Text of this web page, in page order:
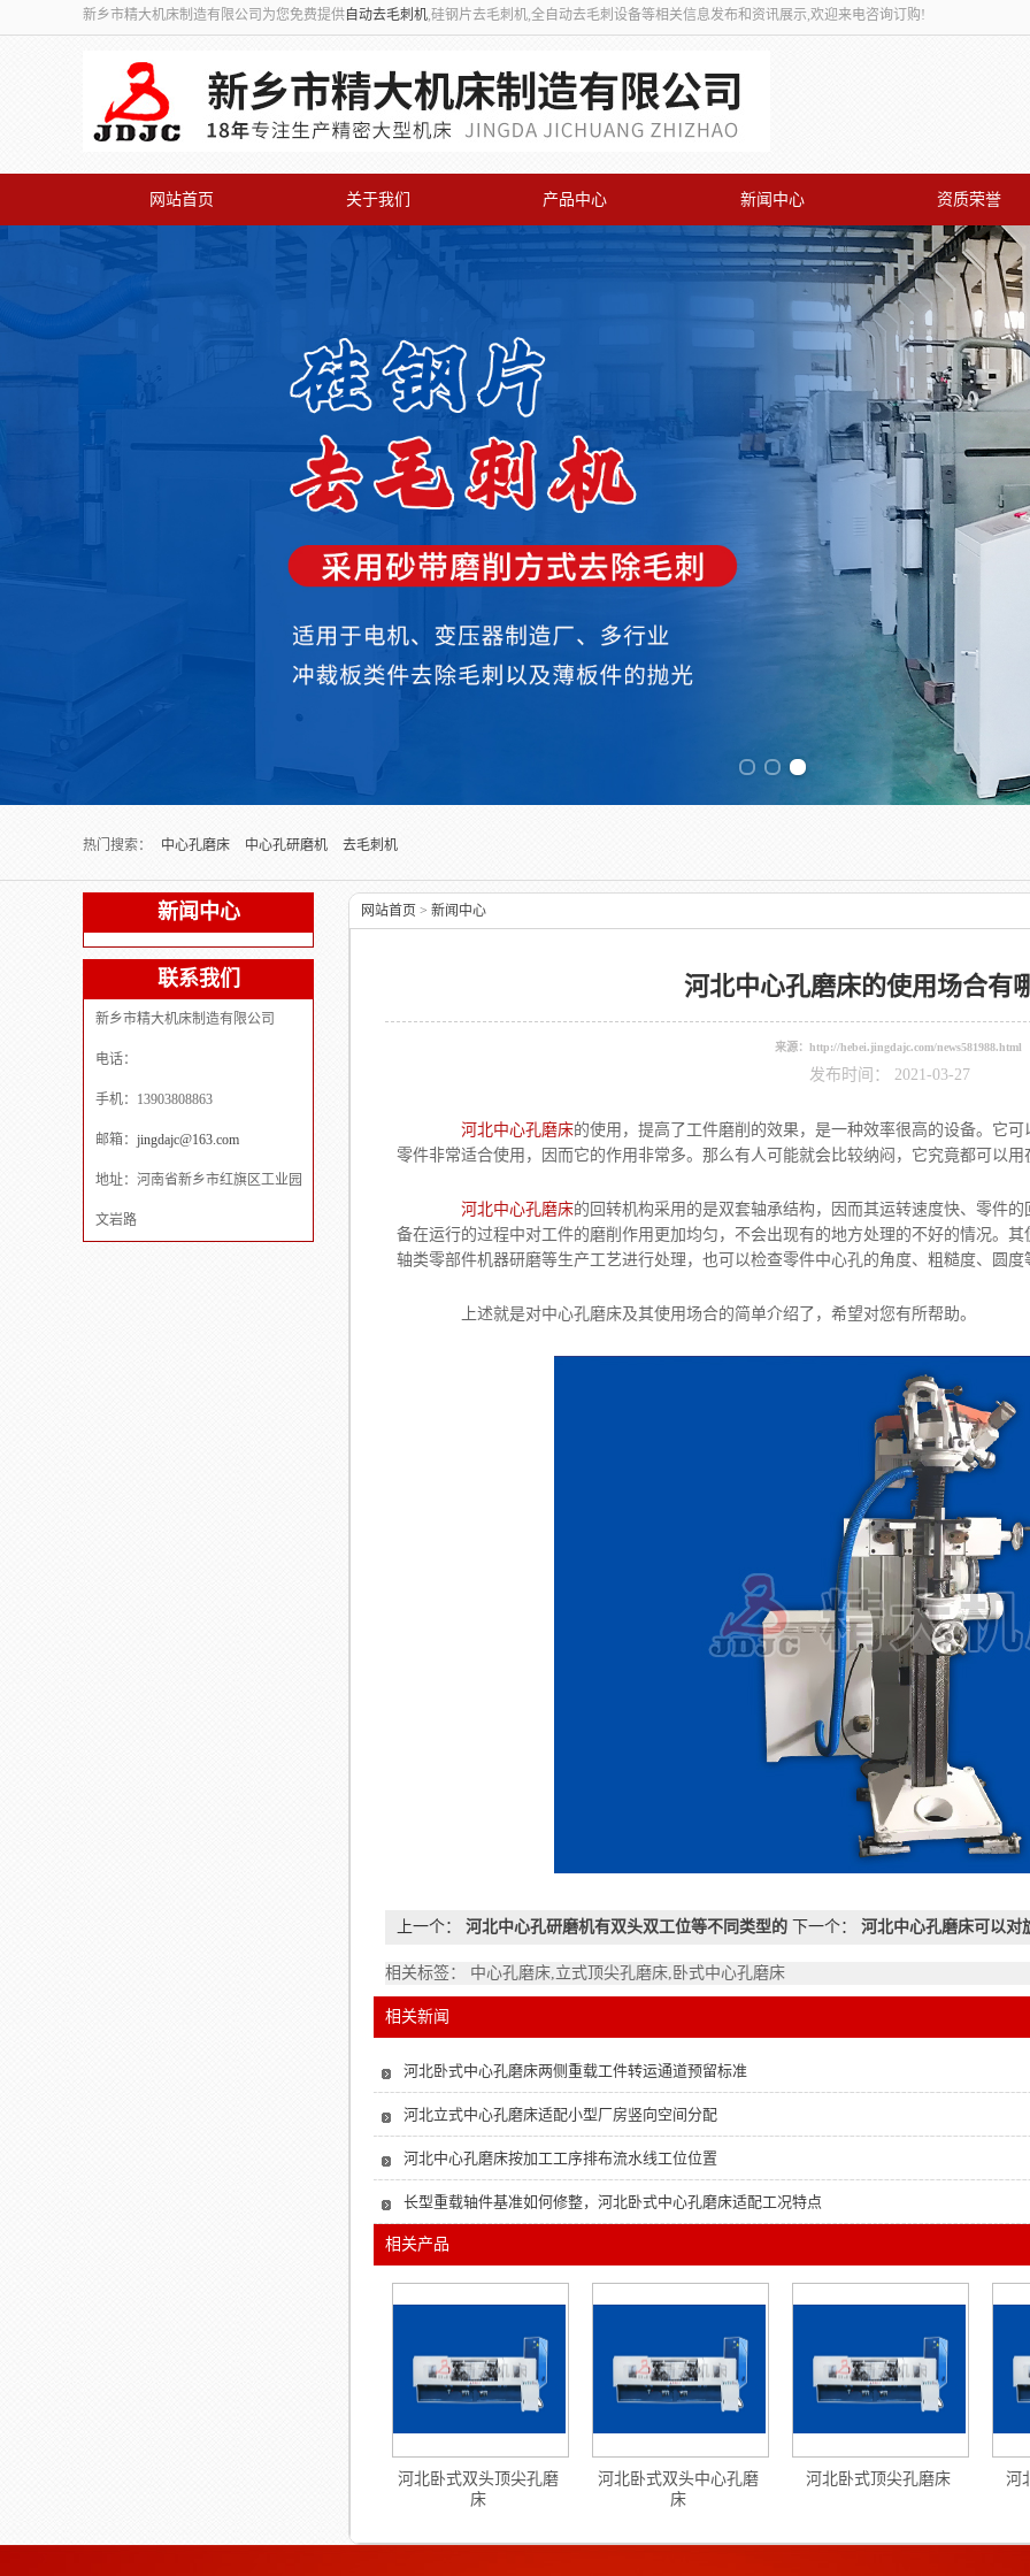
新乡市精大机床制造有限公司为您免费提供自动去毛刺机,硅钢片去毛刺机,全自动去毛刺设备等相关信息发布和资讯展示,欢迎来电咨询订购!
网站首页 关于我们 产品中心 新闻中心 资质荣誉
热门搜索：
中心孔磨床 中心孔研磨机 去毛刺机
新闻中心
联系我们
新乡市精大机床制造有限公司
电话：
手机：13903808863
邮箱： jingdajc@163.com
地址：河南省新乡市红旗区工业园
文岩路
网站首页 > 新闻中心
河北中心孔磨床的使用场合有
来源： http://hebei.jingdajc.com/news581988.html
发布时间： 2021-03-27
河北中心孔磨床的使用，提高了工件磨削的效果，是一种效率很高的设备。它
零件非常适合使用，因而它的作用非常多。那么有人可能就会比较纳闷，它究竟都可以
河北中心孔磨床的回转机构采用的是双套轴承结构，因而其运转速度快、零件
备在运行的过程中对工件的磨削作用更加均匀，不会出现有的地方处理的不好的情况。
轴类零部件机器研磨等生产工艺进行处理，也可以检查零件中心孔的角度、粗糙度、圆
上述就是对中心孔磨床及其使用场合的简单介绍了，希望对您有所帮助。
上一个： 河北中心孔研磨机有双头双工位等不同类型的 下一个： 河北中心孔磨床可以对
相关标签： 中心孔磨床,立式顶尖孔磨床,卧式中心孔磨床
相关新闻
河北卧式中心孔磨床两侧重载工件转运通道预留标准
河北立式中心孔磨床适配小型厂房竖向空间分配
河北中心孔磨床按加工工序排布流水线工位位置
长型重载轴件基准如何修整，河北卧式中心孔磨床适配工况特点
相关产品
河北卧式双头顶尖孔磨
床
河北卧式双头中心孔磨
床
河北卧式顶尖孔磨床 河